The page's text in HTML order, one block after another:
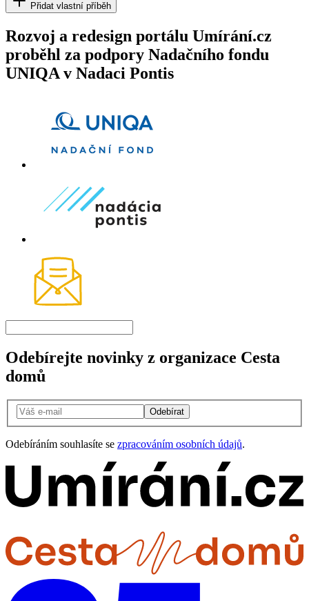
Přidat vlastní příběh
Rozvoj a redesign portálu Umírání.cz
proběhl za podpory Nadačního fondu
UNIQA v Nadaci Pontis
Odebírejte novinky z organizace Cesta
domů
Odebírat
Odebíráním souhlasíte se zpracováním osobních údajů.